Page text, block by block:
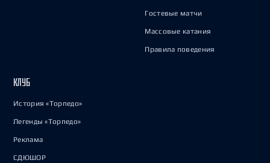
Гостевые матчи
Массовые катания
Правила поведения
КЛУБ
История «Торпедо»
Легенды «Торпедо»
Реклама
СДЮШОР